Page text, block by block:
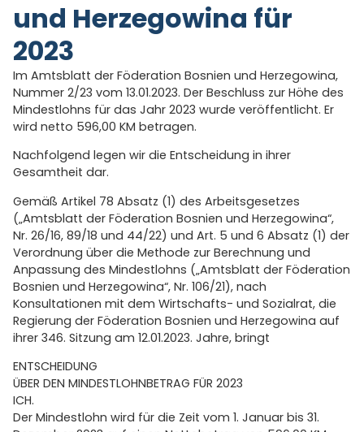
und Herzegowina für
2023
Im Amtsblatt der Föderation Bosnien und Herzegowina,
Nummer 2/23 vom 13.01.2023. Der Beschluss zur Höhe des
Mindestlohns für das Jahr 2023 wurde veröffentlicht. Er
wird netto 596,00 KM betragen.
Nachfolgend legen wir die Entscheidung in ihrer
Gesamtheit dar.
Gemäß Artikel 78 Absatz (1) des Arbeitsgesetzes
(„Amtsblatt der Föderation Bosnien und Herzegowina“,
Nr. 26/16, 89/18 und 44/22) und Art. 5 und 6 Absatz (1) der
Verordnung über die Methode zur Berechnung und
Anpassung des Mindestlohns („Amtsblatt der Föderation
Bosnien und Herzegowina“, Nr. 106/21), nach
Konsultationen mit dem Wirtschafts- und Sozialrat, die
Regierung der Föderation Bosnien und Herzegowina auf
ihrer 346. Sitzung am 12.01.2023. Jahre, bringt
ENTSCHEIDUNG
ÜBER DEN MINDESTLOHNBETRAG FÜR 2023
ICH.
Der Mindestlohn wird für die Zeit vom 1. Januar bis 31.